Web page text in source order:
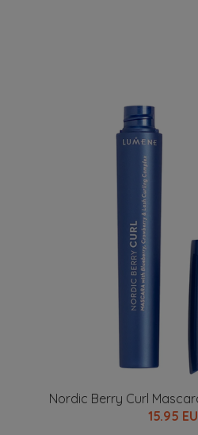
Nordic Berry Curl
15.95